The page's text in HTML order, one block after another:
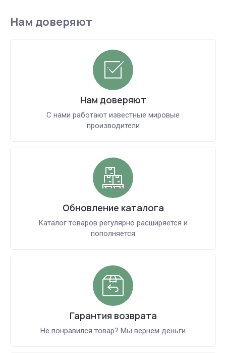
Нам доверяют
Нам доверяют
С нами работают известные мировые
производители
Обновление каталога
Каталог товаров регулярно расширяется и
пополняется
Гарантия возврата
Не понравился товар? Мы вернем деньги